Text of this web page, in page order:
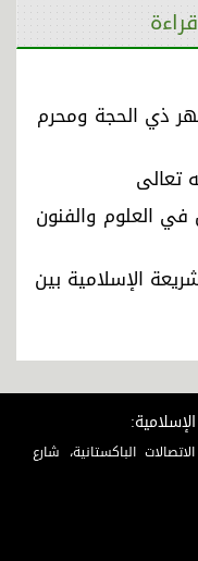
ذي الحجة ومحرم
تعالى
في العلوم والفنون
الإسلامية بين
الباكستانية، شارع